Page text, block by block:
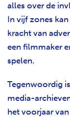
alles over de
In vijf zones
kracht van
een filmmaker
spelen.
Tegenwoordig
media-
het voorjaar